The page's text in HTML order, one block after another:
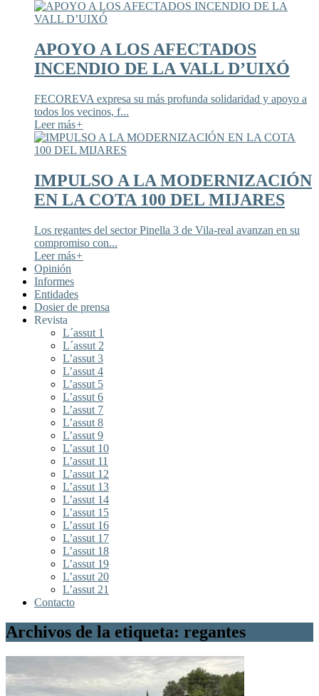
APOYO A LOS AFECTADOS
INCENDIO DE LA VALL D’UIXÓ
FECOREVA expresa su más profunda solidaridad y apoyo a
todos los vecinos, f...
Leer más+
IMPULSO A LA MODERNIZACIÓN
EN LA COTA 100 DEL MIJARES
Los regantes del sector Pinella 3 de Vila-real avanzan en su
compromiso con...
Leer más+
Opinión
Informes
Entidades
Dosier de prensa
Revista
L´assut 1
L´assut 2
L’assut 3
L’assut 4
L’assut 5
L’assut 6
L’assut 7
L’assut 8
L’assut 9
L’assut 10
L’assut 11
L’assut 12
L’assut 13
L’assut 14
L’assut 15
L’assut 16
L’assut 17
L’assut 18
L’assut 19
L’assut 20
L’assut 21
Contacto
Archivos de la etiqueta: regantes